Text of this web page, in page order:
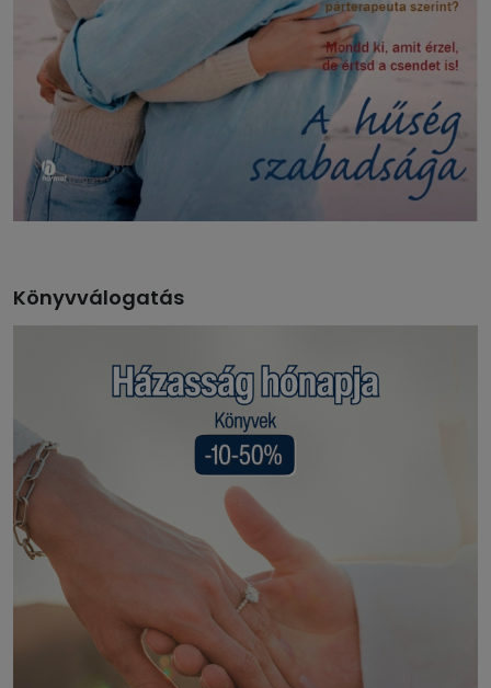
Könyvválogatás